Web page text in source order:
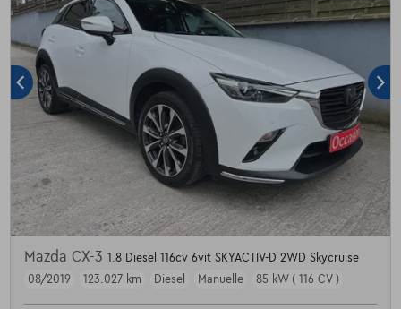
Mazda CX-3 1.8 Diesel 116cv 6vit SKYACTIV-D 2WD Skycruise
08/2019
123.027 km Diesel Manuelle 85 kW ( 116 CV )